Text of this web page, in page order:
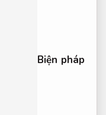
Biện pháp